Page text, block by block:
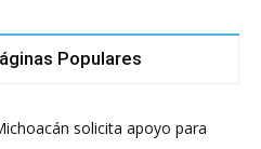
Populares
solicita apoyo para